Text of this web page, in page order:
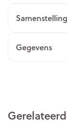
Samenstelling
Gegevens